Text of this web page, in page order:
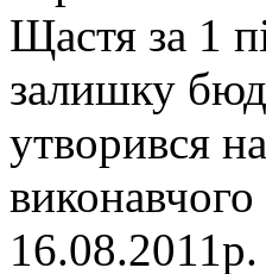
Щастя за 1
залишку
утворився
виконавчого